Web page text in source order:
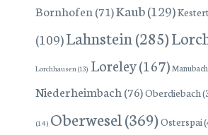
Bornhofen (71)Kaub(129)
(109)Lahnstein(285)
Lorchhausen(13) Loreley(167)Manubach
Niederheimbach (76)Oberdiebach
(14) Oberwesel(369)Osterspai